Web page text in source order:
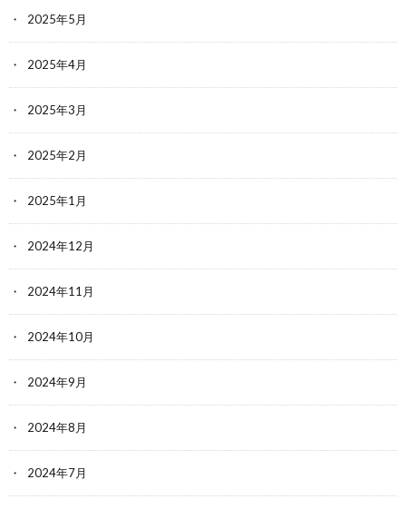
2025年5月
2025年4月
2025年3月
2025年2月
2025年1月
2024年12月
2024年11月
2024年10月
2024年9月
2024年8月
2024年7月